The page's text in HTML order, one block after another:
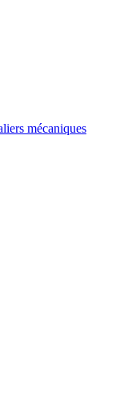
mécaniques